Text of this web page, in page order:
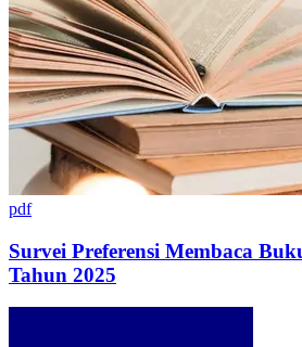
pdf
Survei Preferensi Membaca
Tahun 2025